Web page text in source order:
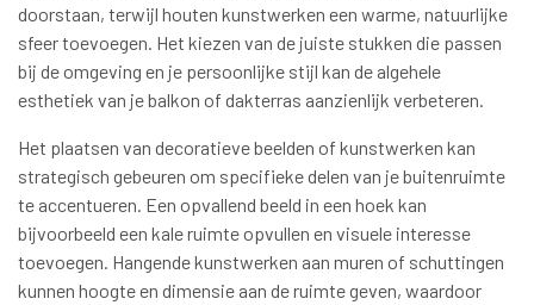
doorstaan, terwijl houten kunstwerken een warme, natuurlijke
sfeer toevoegen. Het kiezen van de juiste stukken die passen
bij de omgeving en je persoonlijke stijl kan de algehele
esthetiek van je balkon of dakterras aanzienlijk verbeteren.
Het plaatsen van decoratieve beelden of kunstwerken kan
strategisch gebeuren om specifieke delen van je buitenruimte
te accentueren. Een opvallend beeld in een hoek kan
bijvoorbeeld een kale ruimte opvullen en visuele interesse
toevoegen. Hangende kunstwerken aan muren of schuttingen
kunnen hoogte en dimensie aan de ruimte geven, waardoor